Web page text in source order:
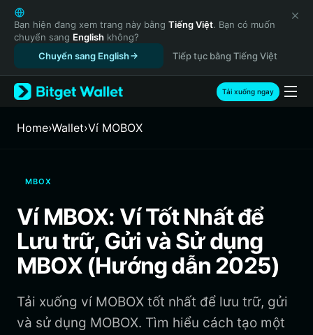
English
日本語
Tiếng Việt
Русский
Español (Latinoamérica)
Türkçe
Français
繁體中文
Bahasa Indonesia
ภาษาไทย
Español
Português (Brasil)
Español (Argentina)
Bạn hiện đang xem trang này bằng Tiếng Việt. Bạn có muốn
chuyển sang English không?
Chuyển sang English
Tiếp tục bằng Tiếng Việt
Tải xuống ngay
Home›Wallet›‌Ví MOBOX
MBOX
Ví MBOX: Ví Tốt Nhất để
Lưu trữ, Gửi và Sử dụng
MBOX (Hướng dẫn 2025)
Tải xuống ví MOBOX tốt nhất để lưu trữ, gửi
và sử dụng MOBOX. Tìm hiểu cách tạo một